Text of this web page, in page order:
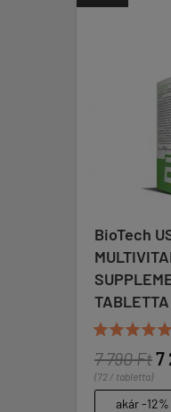
BioTech
TABLETTA
(1)
7 790 Ft7
(72 / tabletta)
akár -12%